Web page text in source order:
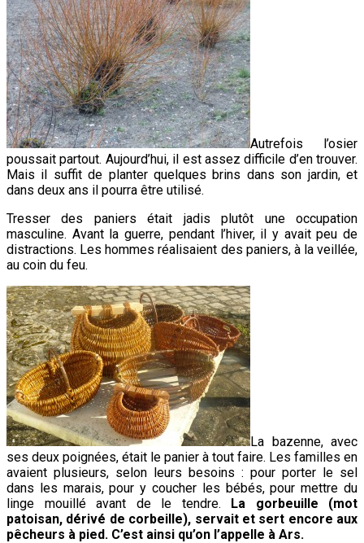
Autrefois l’osier
poussait partout. Aujourd’hui, il est assez difficile d’en trouver.
Mais il suffit de planter quelques brins dans son jardin, et
dans deux ans il pourra être utilisé.
Tresser des paniers était jadis plutôt une occupation
masculine. Avantla guerre, pendant l’hiver, il y avait peu de
distractions. Les hommes réalisaient des paniers, à la veillée,
au coin du feu.
La bazenne, avec
ses deux poignées, était le panier à tout faire. Les familles en
avaient plusieurs, selon leurs besoins : pour porter le sel
dans les marais, pour y coucher les bébés, pour mettre du
linge mouillé avant de le tendre. La gorbeuille (mot
patoisan, dérivé de corbeille), servait et sert encore aux
pêcheurs à pied. C’est ainsi qu’on l’appelle à Ars.